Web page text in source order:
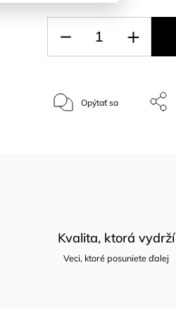
Opýtať sa
Kvalita, ktorá vydrží
Veci, ktoré posuniete ďalej